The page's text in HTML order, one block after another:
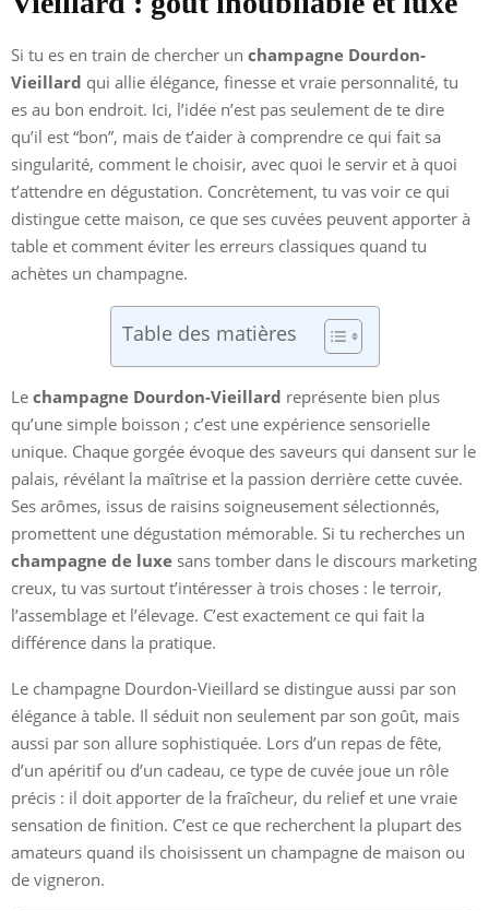
Si tu es en train de chercher un champagne Dourdon-
Vieillard qui allie élégance, finesse et vraie personnalité, tu
es au bon endroit. Ici, l’idée n’est pas seulement de te dire
qu’il est “bon”, mais de t’aider à comprendre ce qui fait sa
singularité, comment le choisir, avec quoi le servir et à quoi
t’attendre en dégustation. Concrètement, tu vas voir ce qui
distingue cette maison, ce que ses cuvées peuvent apporter à
table et comment éviter les erreurs classiques quand tu
achètes un champagne.
Table des matières
Le champagne Dourdon-Vieillard représente bien plus
qu’une simple boisson ; c’est une expérience sensorielle
unique. Chaque gorgée évoque des saveurs qui dansent sur le
palais, révélant la maîtrise et la passion derrière cette cuvée.
Ses arômes, issus de raisins soigneusement sélectionnés,
promettent une dégustation mémorable. Si tu recherches un
champagne de luxe sans tomber dans le discours marketing
creux, tu vas surtout t’intéresser à trois choses : le terroir,
l’assemblage et l’élevage. C’est exactement ce qui fait la
différence dans la pratique.
Le champagne Dourdon-Vieillard se distingue aussi par son
élégance à table. Il séduit non seulement par son goût, mais
aussi par son allure sophistiquée. Lors d’un repas de fête,
d’un apéritif ou d’un cadeau, ce type de cuvée joue un rôle
précis : il doit apporter de la fraîcheur, du relief et une vraie
sensation de finition. C’est ce que recherchent la plupart des
amateurs quand ils choisissent un champagne de maison ou
de vigneron.